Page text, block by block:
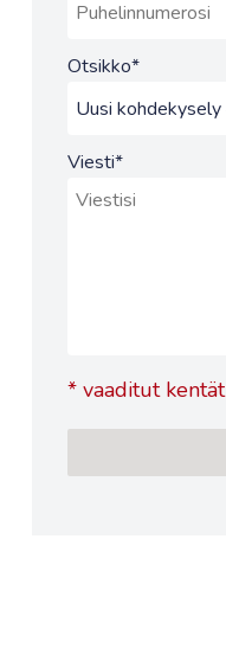
Otsikko*
Viesti*
*vaaditut kentät